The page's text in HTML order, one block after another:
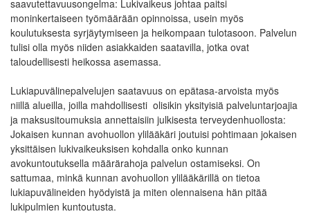
saavutettavuusongelma: Lukivaikeus johtaa paitsi
moninkertaiseen työmäärään opinnoissa, usein myös
koulutuksesta syrjäytymiseen ja heikompaan tulotasoon. Palvelun
tulisi olla myös niiden asiakkaiden saatavilla, jotka ovat
taloudellisesti heikossa asemassa.
Lukiapuvälinepalvelujen saatavuus on epätasa-arvoista myös
niillä alueilla, joilla mahdollisesti olisikin yksityisiä palveluntarjoajia
ja maksusitoumuksia annettaisiin julkisesta terveydenhuollosta:
Jokaisen kunnan avohuollon ylilääkäri joutuisi pohtimaan jokaisen
yksittäisen lukivaikeuksisen kohdalla onko kunnan
avokuntoutuksella määrärahoja palvelun ostamiseksi. On
sattumaa, minkä kunnan avohuollon ylilääkärillä on tietoa
lukiapuvälineiden hyödyistä ja miten olennaisena hän pitää
lukipulmien kuntoutusta.